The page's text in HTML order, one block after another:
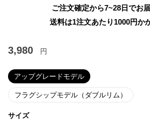
ご注文確定から7~28日でお
送料は1注文あたり 1000円か
3,980 円
アップグレードモデル
フラグシップモデル（ダブルリム）
サイズ